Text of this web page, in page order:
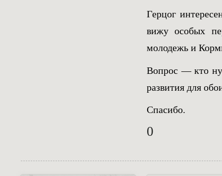
Герцог
вижу особых
молодежь и
Вопрос — кто
развития для
Спасибо.
0